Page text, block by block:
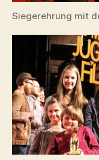
Siegerehrung mit